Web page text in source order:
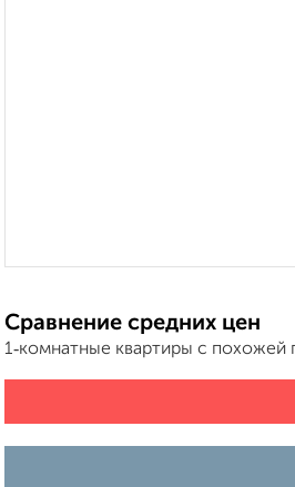
Сравнение средних цен
1‑комнатные квартиры с похожей